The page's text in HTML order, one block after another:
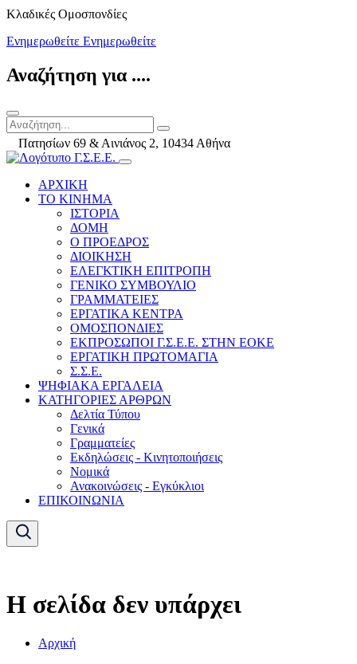
Kλαδικές Ομοσπονδίες
Ενημερωθείτε Ενημερωθείτε
Αναζήτηση για ....
Πατησίων 69 & Αινιάνος 2, 10434 Αθήνα
ΑΡΧΙΚΗ
ΤΟ ΚΙΝΗΜΑ
ΙΣΤΟΡΙΑ
ΔΟΜΗ
Ο ΠΡΟΕΔΡΟΣ
ΔΙΟΙΚΗΣΗ
ΕΛΕΓΚΤΙΚΗ ΕΠΙΤΡΟΠΗ
ΓΕΝΙΚΟ ΣΥΜΒΟΥΛΙΟ
ΓΡΑΜΜΑΤΕΙΕΣ
ΕΡΓΑΤΙΚΑ ΚΕΝΤΡΑ
ΟΜΟΣΠΟΝΔΙΕΣ
ΕΚΠΡΟΣΩΠΟΙ Γ.Σ.Ε.Ε. ΣΤΗΝ ΕΟΚΕ
ΕΡΓΑΤΙΚΗ ΠΡΩΤΟΜΑΓΙΑ
Σ.Σ.Ε.
ΨΗΦΙΑΚΑ ΕΡΓΑΛΕΙΑ
ΚΑΤΗΓΟΡΙΕΣ ΑΡΘΡΩΝ
Δελτία Τύπου
Γενικά
Γραμματείες
Εκδηλώσεις - Κινητοποιήσεις
Νομικά
Ανακοινώσεις - Εγκύκλιοι
ΕΠΙΚΟΙΝΩΝΙΑ
Η σελίδα δεν υπάρχει
Αρχική